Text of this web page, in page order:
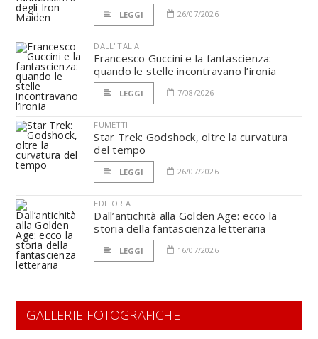
LEGGI 26/07/2026
DALL'ITALIA
Francesco Guccini e la fantascienza:
quando le stelle incontravano l’ironia
LEGGI 7/08/2026
FUMETTI
Star Trek: Godshock, oltre la curvatura
del tempo
LEGGI 26/07/2026
EDITORIA
Dall’antichità alla Golden Age: ecco la
storia della fantascienza letteraria
LEGGI 16/07/2026
GALLERIE FOTOGRAFICHE